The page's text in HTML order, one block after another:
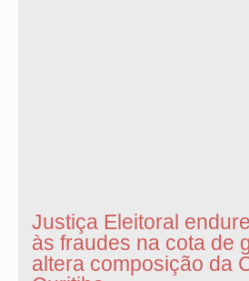
Justiça Eleitoral
às fraudes na cota de
altera composição da